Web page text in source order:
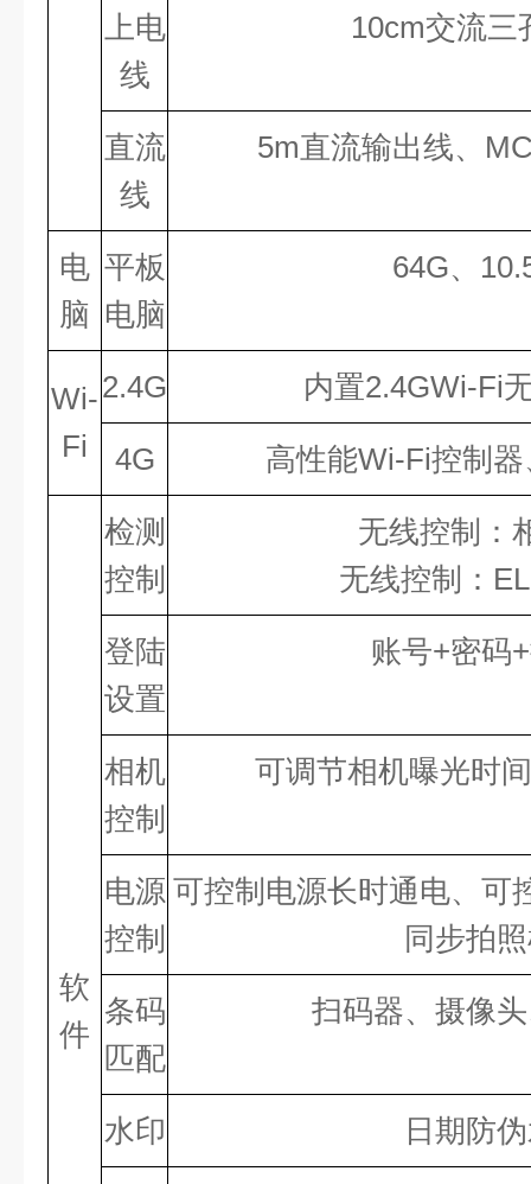
上电
线
10cm交流三
直流
线
5m直流输出线、
电
脑
平板
电脑
64G、
Wi-
Fi
2.4G 内置2.4GWi-Fi
4G 高性能Wi-Fi控制器
软
件
检测
控制
无线控制：
无线控制：
登陆
设置
账号+密码+
相机
控制
可调节相机曝光时
电源
控制
可控制电源长时通电、可
同步拍
条码
匹配
扫码器、摄像
水印 日期防